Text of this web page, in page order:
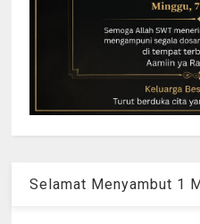
Selamat Menyambut 1